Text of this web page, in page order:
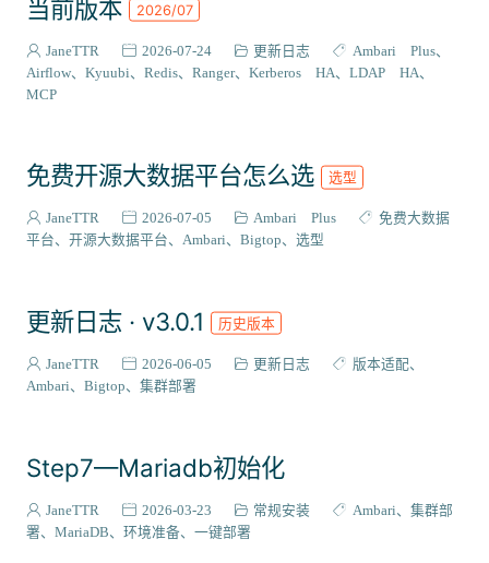
组件安装
报错解决 68
VIEW插件
成神之路
集成案例 31
核心代码
当前版本 2026/07
JaneTTR 2026-07-24 更新日志
Ambari Plus
Airflow
Kyuubi Redis Ranger Kerberos HA
LDAP HA
MCP
免费开源大数据平台怎么选 选型
JaneTTR 2026-07-05 Ambari Plus
免费大数据
平台
开源大数据平台 Ambari Bigtop 选型
更新日志 · v3.0.1 历史版本
JaneTTR 2026-06-05 更新日志
版本适配
Ambari
Bigtop 集群部署
Step7—Mariadb初始化
JaneTTR 2026-03-23 常规安装 Ambari
集群部
署
MariaDB 环境准备 一键部署